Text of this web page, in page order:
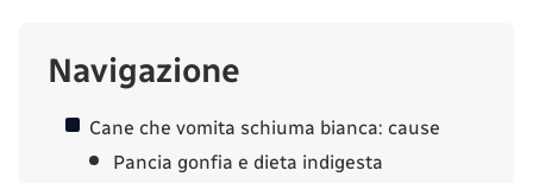
Navigazione
Cane che vomita schiuma bianca: cause
Pancia gonfia e dieta indigesta